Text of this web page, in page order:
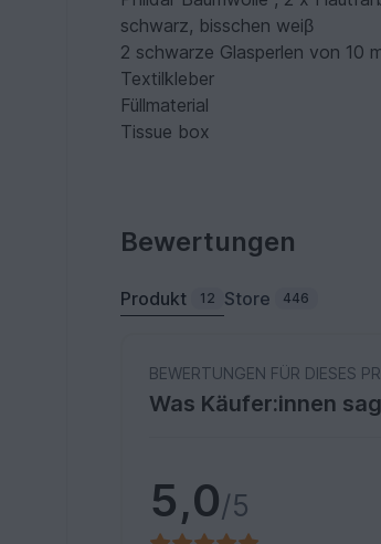
schwarz, bisschen weiβ
2 schwarze Glasperlen von 10
Textilkleber
Füllmaterial
Tissue box
Bewertungen
Produkt 12 Store 446
BEWERTUNGEN FÜR DIESES
Was Käufer:innen
5,0/5